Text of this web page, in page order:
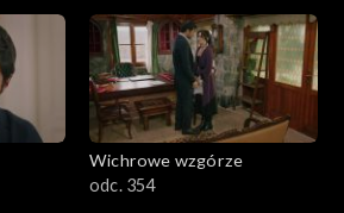
Wichrowe wzgórze
odc. 354